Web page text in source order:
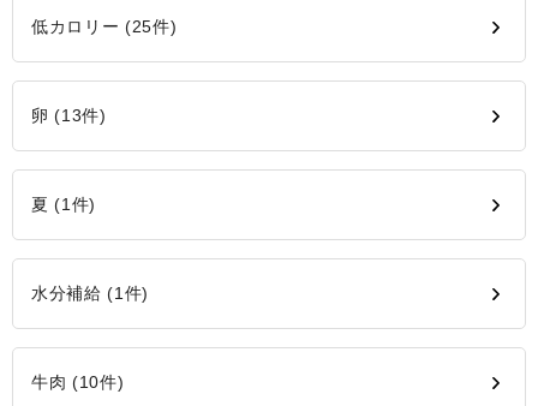
低カロリー (25件)
卵 (13件)
夏 (1件)
水分補給 (1件)
牛肉 (10件)